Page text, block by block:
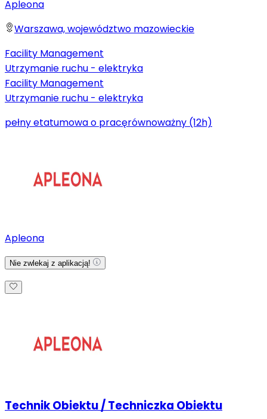
Apleona
Warszawa, województwo mazowieckie
Facility Management
Utrzymanie ruchu - elektryka
Facility Management
Utrzymanie ruchu - elektryka
pełny etatumowa o pracęrównoważny (12h)
Apleona
Nie zwlekaj z aplikacją!
Technik Obiektu / Techniczka Obiektu